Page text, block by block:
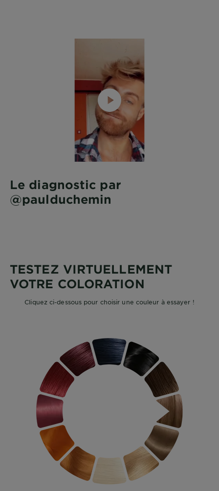
Le diagnostic par
@paulduchemin
TESTEZ VIRTUELLEMENT
VOTRE COLORATION
Cliquez ci-dessous pour choisir une couleur à essayer !